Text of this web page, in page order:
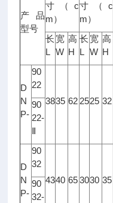
产品
型号
寸（c
m）
寸（c
m）
长
L
宽
W
高
H
长
L
宽
W
高
H
D
N
P-
90
22
3835 62 2525 32
90
22-
D
N
P-
90
32
4340 65 3030 35
90
32-